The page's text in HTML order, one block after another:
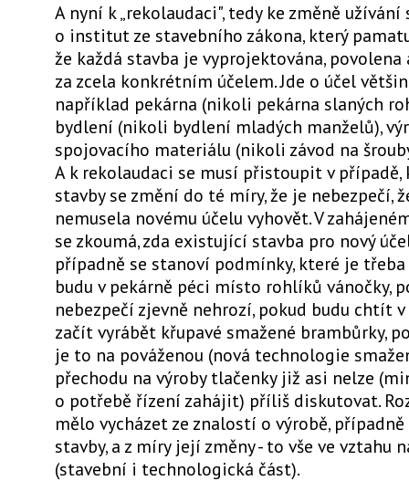
A nyní k „rekolaudaci", tedy ke změně užívání
o institut ze stavebního zákona, který
že každá stavba je vyprojektována, povolena
za zcela konkrétním účelem. Jde o účel
například pekárna (nikoli pekárna slaných
bydlení (nikoli bydlení mladých manželů),
spojovacího materiálu (nikoli závod na
A k rekolaudaci se musí přistoupit v případě,
stavby se změní do té míry, že je nebezpečí,
nemusela novému účelu vyhovět. V
se zkoumá, zda existující stavba pro nový
případně se stanoví podmínky, které je
budu v pekárně péci místo rohlíků vánočky,
nebezpečí zjevně nehrozí, pokud budu chtít
začít vyrábět křupavé smažené brambůrky,
je to na pováženou (nová technologie
přechodu na výroby tlačenky již asi nelze
o potřebě řízení zahájit) příliš diskutovat.
mělo vycházet ze znalostí o výrobě,
stavby, a z míry její změny - to vše ve vztahu
(stavební i technologická část).